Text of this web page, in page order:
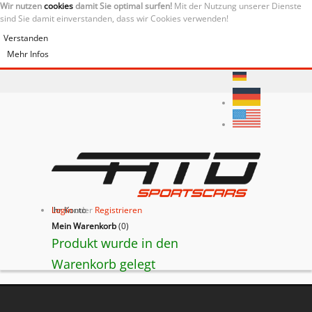
Wir nutzencookiesdamit Sie optimal surfen! Mit der Nutzung unserer Dienste
sind Sie damit einverstanden, dass wir Cookies verwenden!
Verstanden
Mehr Infos
Ihr Konto
Loginoder Registrieren
Mein Warenkorb(0)
Produkt wurde in den
Warenkorb gelegt